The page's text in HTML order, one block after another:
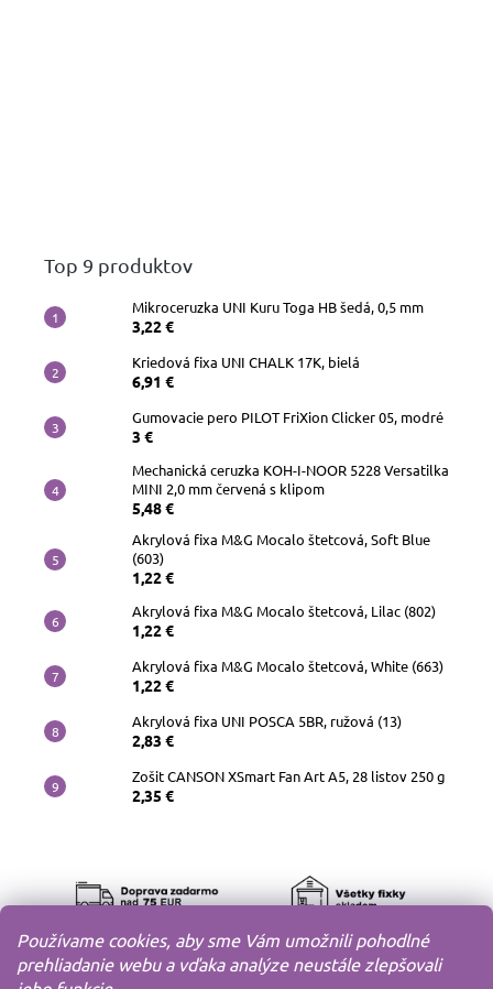
Používame cookies, aby sme Vám umožnili pohodlné
prehliadanie webu a vďaka analýze neustále zlepšovali
Top 9 produktov
Mikroceruzka UNI Kuru Toga HB šedá, 0,5 mm
3,22 €
Kriedová fixa UNI CHALK 17K, bielá
6,91 €
Gumovacie pero PILOT FriXion Clicker 05, modré
3 €
Mechanická ceruzka KOH-I-NOOR 5228 Versatilka
MINI 2,0 mm červená s klipom
5,48 €
Akrylová fixa M&G Mocalo štetcová, Soft Blue
(603)
1,22 €
Akrylová fixa M&G Mocalo štetcová, Lilac (802)
1,22 €
Akrylová fixa M&G Mocalo štetcová, White (663)
1,22 €
Akrylová fixa UNI POSCA 5BR, ružová (13)
2,83 €
Zošit CANSON XSmart Fan Art A5, 28 listov 250 g
2,35 €